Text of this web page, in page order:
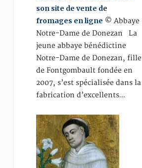
son site de vente de
fromages en ligne © Abbaye
Notre-Dame de Donezan La
jeune abbaye bénédictine
Notre-Dame de Donezan, fille
de Fontgombault fondée en
2007, s’est spécialisée dans la
fabrication d’excellents…